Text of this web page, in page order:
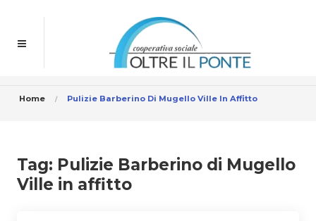
Home Pulizie Barberino Di Mugello Ville In Affitto
Tag: Pulizie Barberino di Mugello
Ville in affitto